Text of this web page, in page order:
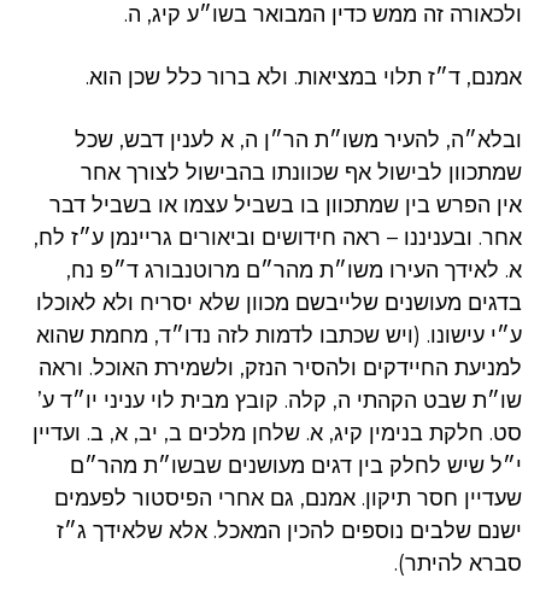
ולכאורה זה ממש כדין המבואר בשו״ע קיג, ה.
אמנם, ד״ז תלוי במציאות. ולא ברור כלל שכן הוא.
ובלא״ה, להעיר משו״ת הר״ן ה, א לענין דבש, שכל
שמתכוון לבישול אף שכוונתו בהבישול לצורך אחר
אין הפרש בין שמתכוון בו בשביל עצמו או בשביל דבר
אחר. ובעניננו – ראה חידושים וביאורים גריינמן ע״ז לח,
א. לאידך העירו משו״ת מהר״ם מרוטנבורג ד״פ נח,
בדגים מעושנים שלייבשם מכוון שלא יסריח ולא לאוכלו
ע״י עישונו. (ויש שכתבו לדמות לזה נדו״ד, מחמת שהוא
למניעת החיידקים ולהסיר הנזק, ולשמירת האוכל. וראה
שו״ת שבט הקהתי ה, קלה. קובץ מבית לוי עניני יו״ד ע’
סט. חלקת בנימין קיג, א. שלחן מלכים ב, יב, א, ב. ועדיין
י״ל שיש לחלק בין דגים מעושנים שבשו״ת מהר״ם
שעדיין חסר תיקון. אמנם, גם אחרי הפיסטור לפעמים
ישנם שלבים נוספים להכין המאכל. אלא שלאידך ג״ז
סברא להיתר).